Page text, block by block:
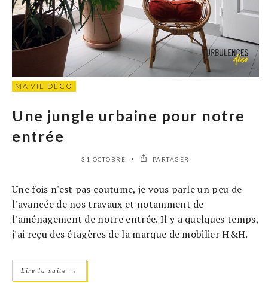
MA VIE DÉCO
Une jungle urbaine pour notre
entrée
31 OCTOBRE PARTAGER
Une fois n'est pas coutume, je vous parle un peu de
l'avancée de nos travaux et notamment de
l'aménagement de notre entrée. Il y a quelques temps,
j'ai reçu des étagères de la marque de mobilier H&H.
Lire la suite →